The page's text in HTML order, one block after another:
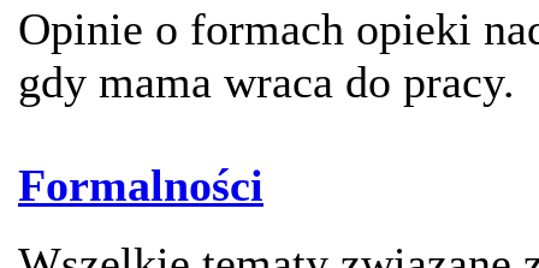
Opinie o formach opieki
gdy mama wraca do pracy.
Formalności